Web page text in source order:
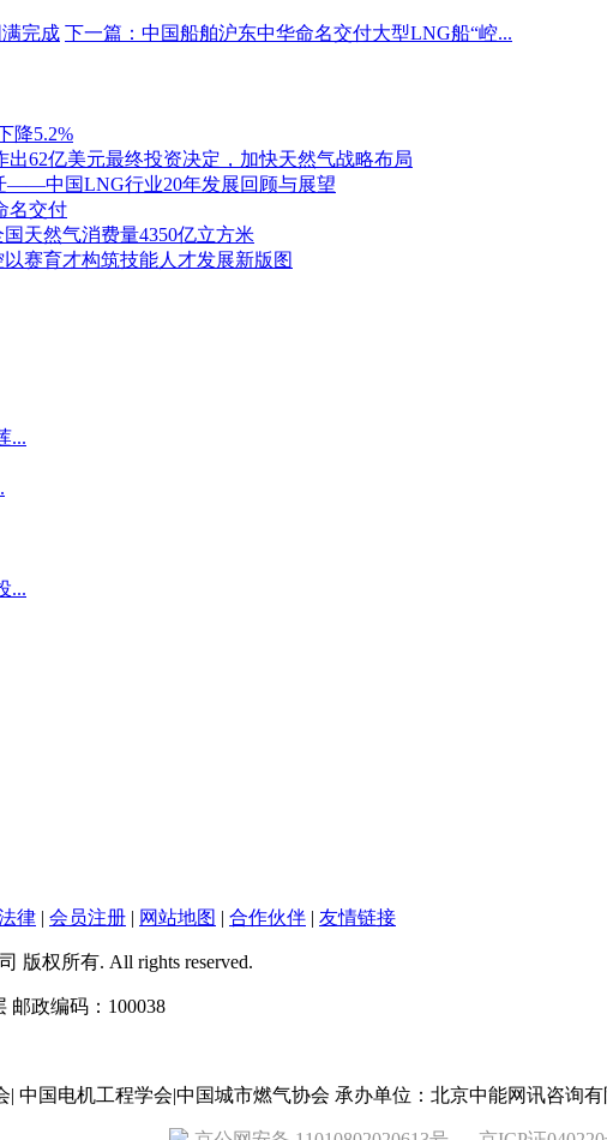
完成 下一篇：中国船舶沪东中华命名交付大型LNG船“崆...
降5.2%
出62亿美元最终投资决定，加快天然气战略布局
——中国LNG行业20年发展回顾与展望
名交付
天然气消费量4350亿立方米
赛育才构筑技能人才发展新版图
...
...
律 | 会员注册 | 网站地图 | 合作伙伴 | 友情链接
版权所有. All rights reserved.
邮政编码：100038
中国电机工程学会|中国城市燃气协会 承办单位：北京中能网讯咨询有